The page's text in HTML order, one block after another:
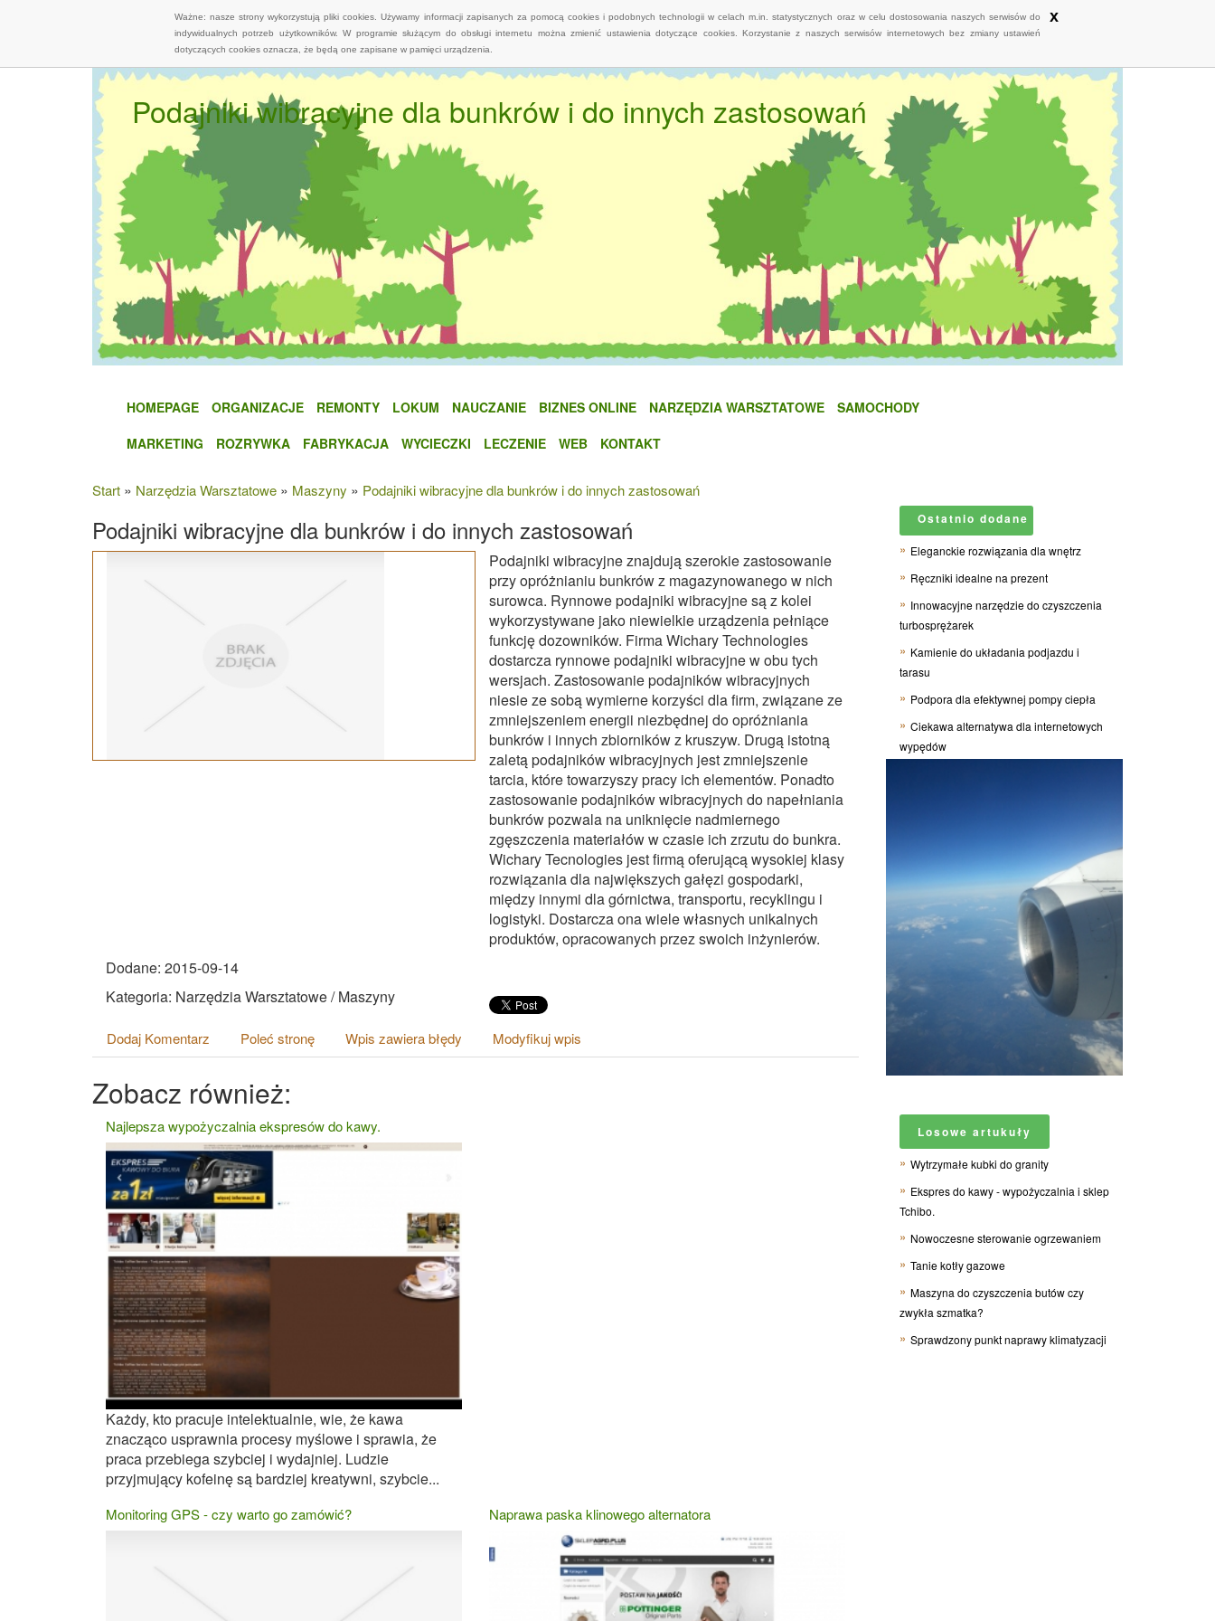
Ważne: nasze strony wykorzystują pliki cookies. Używamy informacji zapisanych za pomocą cookies i podobnych technologii w celach m.in. statystycznych oraz w celu dostosowania naszych serwisów do
indywidualnych potrzeb użytkowników. W programie służącym do obsługi internetu można zmienić ustawienia dotyczące cookies. Korzystanie z naszych serwisów internetowych bez zmiany ustawień
dotyczących cookies oznacza, że będą one zapisane w pamięci urządzenia.
x
Podajniki wibracyjne dla bunkrów i do innych zastosowań
HOMEPAGE ORGANIZACJE REMONTY LOKUM NAUCZANIE BIZNES ONLINE NARZĘDZIA WARSZTATOWE
SAMOCHODY
MARKETING
ROZRYWKA FABRYKACJA WYCIECZKI LECZENIE WEB KONTAKT
Start » Narzędzia Warsztatowe » Maszyny » Podajniki wibracyjne dla bunkrów i do innych zastosowań
Podajniki wibracyjne dla bunkrów i do innych zastosowań
Podajniki wibracyjne znajdują szerokie zastosowanie
przy opróżnianiu bunkrów z magazynowanego w nich
surowca. Rynnowe podajniki wibracyjne są z kolei
wykorzystywane jako niewielkie urządzenia pełniące
funkcję dozowników. Firma Wichary Technologies
dostarcza rynnowe podajniki wibracyjne w obu tych
wersjach. Zastosowanie podajników wibracyjnych
niesie ze sobą wymierne korzyści dla firm, związane ze
zmniejszeniem energii niezbędnej do opróżniania
bunkrów i innych zbiorników z kruszyw. Drugą istotną
zaletą podajników wibracyjnych jest zmniejszenie
tarcia, które towarzyszy pracy ich elementów. Ponadto
zastosowanie podajników wibracyjnych do napełniania
bunkrów pozwala na uniknięcie nadmiernego
zgęszczenia materiałów w czasie ich zrzutu do bunkra.
Wichary Tecnologies jest firmą oferującą wysokiej klasy
rozwiązania dla największych gałęzi gospodarki,
między innymi dla górnictwa, transportu, recyklingu i
logistyki. Dostarcza ona wiele własnych unikalnych
produktów, opracowanych przez swoich inżynierów.
Dodane: 2015-09-14
Kategoria: Narzędzia Warsztatowe / Maszyny
Dodaj Komentarz Poleć stronę Wpis zawiera błędy Modyfikuj wpis
Zobacz również:
Najlepsza wypożyczalnia ekspresów do kawy.
Każdy, kto pracuje intelektualnie, wie, że kawa
znacząco usprawnia procesy myślowe i sprawia, że
praca przebiega szybciej i wydajniej. Ludzie
przyjmujący kofeinę są bardziej kreatywni, szybcie...
Monitoring GPS - czy warto go zamówić? Naprawa paska klinowego alternatora
Ostatnio dodane
Eleganckie rozwiązania dla wnętrz
Ręczniki idealne na prezent
Innowacyjne narzędzie do czyszczenia
turbosprężarek
Kamienie do układania podjazdu i
tarasu
Podpora dla efektywnej pompy ciepła
Ciekawa alternatywa dla internetowych
wypędów
Losowe artukuły
Wytrzymałe kubki do granity
Ekspres do kawy - wypożyczalnia i sklep
Tchibo.
Nowoczesne sterowanie ogrzewaniem
Tanie kotły gazowe
Maszyna do czyszczenia butów czy
zwykła szmatka?
Sprawdzony punkt naprawy klimatyzacji